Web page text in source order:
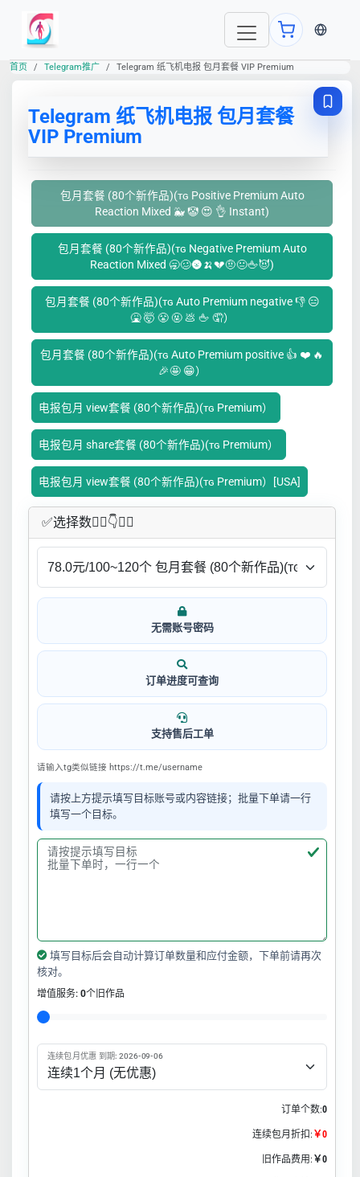
当前语
首页 Telegram推广 Telegram 纸飞机电报 包月套餐 VIP Premium
Telegram 纸飞机电报 包月套餐
VIP Premium
包月套餐 (80个新作品)(ᴛɢ Positive Premium Auto
Reaction Mixed 🐳 🤡 😍 👌 Instant)
包月套餐 (80个新作品)(ᴛɢ Negative Premium Auto
Reaction Mixed 🥱🥴🌚🍌💔🤨😐🖕😈)
包月套餐 (80个新作品)(ᴛɢ Auto Premium negative 👎 😑
🤮 🤯 😤 🤬 💩 🖕 🤦）
包月套餐 (80个新作品)(ᴛɢ Auto Premium positive 👍 ❤️ 🔥
🎉🤩 😁）
电报包月 view套餐 (80个新作品)(ᴛɢ Premium）
电报包月 share套餐 (80个新作品)(ᴛɢ Premium）
电报包月 view套餐 (80个新作品)(ᴛɢ Premium）[USA]
✅​选择数👇🏻​​👇👇🏻​​
无需账号密码
订单进度可查询
支持售后工单
请输入tg类似链接 https://t.me/username
请按上方提示填写目标账号或内容链接；批量下单请一行
填写一个目标。
填写目标后会自动计算订单数量和应付金额，下单前请再次
核对。
增值服务: 0个旧作品
连续包月优惠 到期: 2026-09-06
订单个数:0
连续包月折扣: ￥0
旧作品费用: ￥0